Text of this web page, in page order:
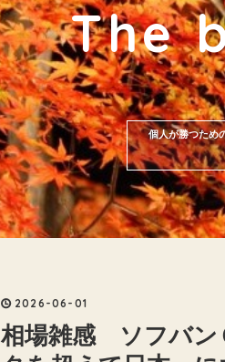
The
個人が勝つた
2026 -06 - 01
相場雑感 ソフバン